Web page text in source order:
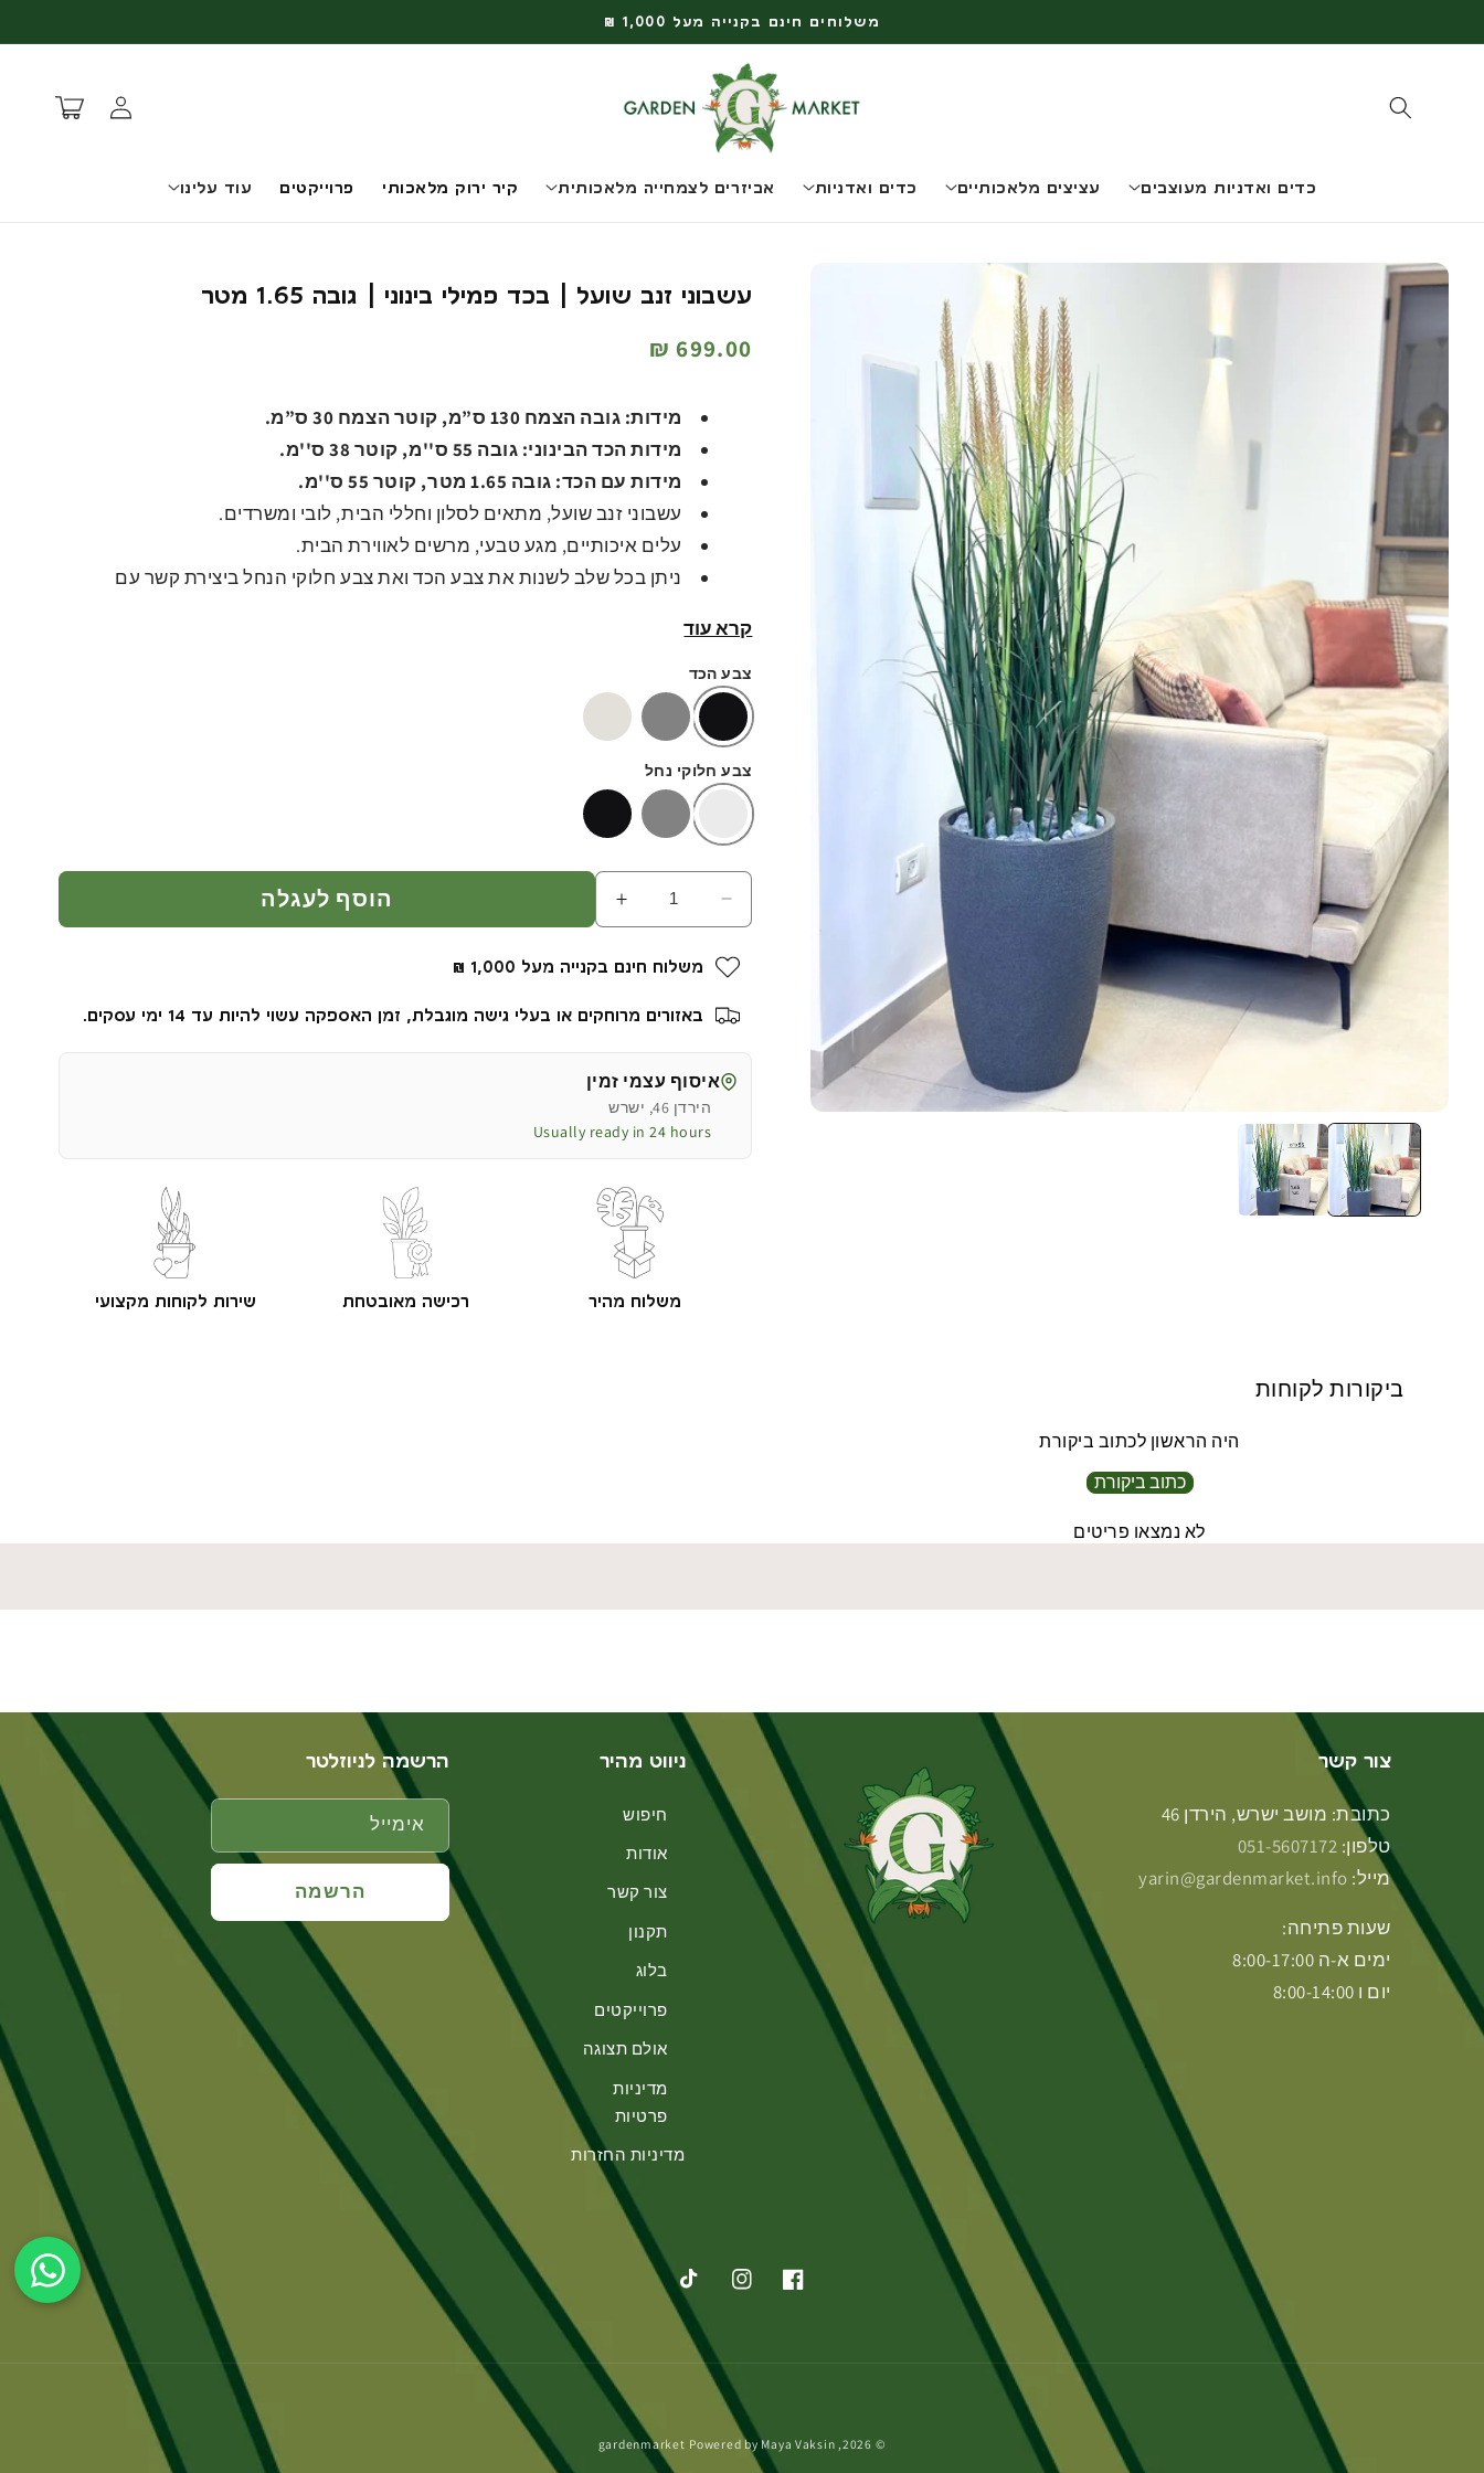
משלוחים חינם בקנייה מעל 1,000 ₪
כדים ואדניות מעוצבים עציצים מלאכותיים כדים ואדניות אביזרים לצמחייה מלאכותית קיר ירוק מלאכותי פרוייקטים עוד עלינו
התחברות
עגלת
קניות
דלג
למידע
על
המוצר
עשבוני זנב שועל | בכד פמילי בינוני | גובה 1.65 מטר
699.00 ₪
מידות: גובה הצמח 130 ס”מ, קוטר הצמח 30 ס”מ.
מידות הכד הבינוני: גובה 55 ס''מ, קוטר 38 ס''מ.
מידות עם הכד: גובה 1.65 מטר, קוטר 55 ס''מ.
עשבוני זנב שועל, מתאים לסלון וחללי הבית, לובי ומשרדים.
עלים איכותיים, מגע טבעי, מרשים לאווירת הבית.
ניתן בכל שלב לשנות את צבע הכד ואת צבע חלוקי הנחל ביצירת קשר עם
קרא עוד
צבע הכד
צבע חלוקי נחל
הפחת
כמות
עבור
עשבוני
זנב
שועל
בכד
פמילי
בינוני
הגדל
כמות
עבור
עשבוני
זנב
שועל
בכד
פמילי
בינוני
1.65
מטר
הוסף לעגלה
משלוח חינם בקנייה מעל 1,000 ₪
באזורים מרוחקים או בעלי גישה מוגבלת, זמן האספקה עשוי להיות עד 14 ימי עסקים.
איסוף עצמי זמין
הירדן 46, ישרש
Usually ready in 24 hours
משלוח מהיר רכישה מאובטחת שירות לקוחות מקצועי
ביקורות לקוחות
היה הראשון לכתוב ביקורת
כתוב ביקורת
לא נמצאו פריטים
צור קשר
כתובת: מושב ישרש, הירדן 46
טלפון: 051-5607172
מייל: yarin@gardenmarket.info
שעות פתיחה:
ימים א-ה 8:00-17:00
יום ו 8:00-14:00
ניווט מהיר
חיפוש
אודות
צור קשר
תקנון
בלוג
פרוייקטים
אולם תצוגה
מדיניות
פרטיות
מדיניות החזרות
הרשמה לניוזלטר
אימייל
הרשמה
פייסבוקאינסטגרםטיקטוק
אמצעי
© 2026,
gardenmarket Powered byMaya Vaksin